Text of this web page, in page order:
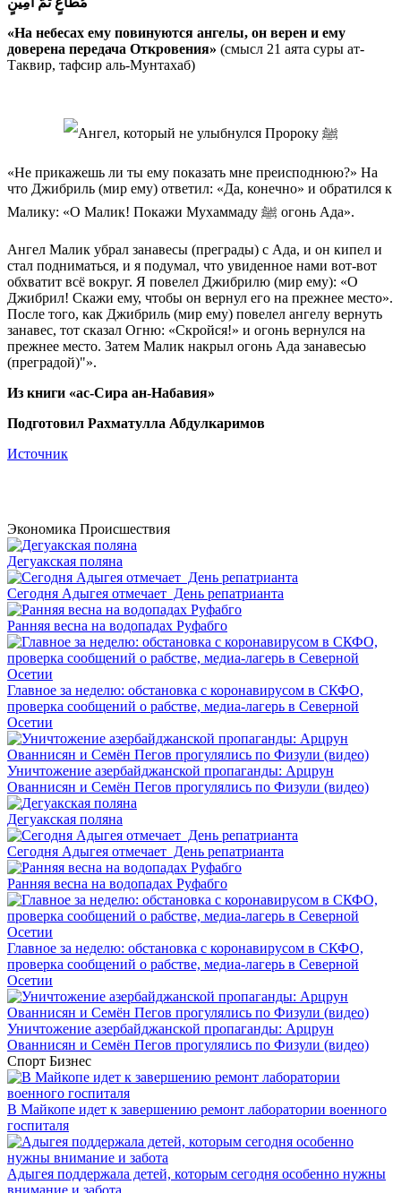
«На небесах ему повинуются ангелы, он верен и ему
доверена передача Откровения» (смысл 21 аята суры ат-
Таквир, тафсир аль-Мунтахаб)
«Не прикажешь ли ты ему показать мне преисподнюю?» На
что Джибриль (мир ему) ответил: «Да, конечно» и обратился к
Малику: «О Малик! Покажи Мухаммаду ﷺ огонь Ада».
Ангел Малик убрал занавесы (преграды) с Ада, и он кипел и
стал подниматься, и я подумал, что увиденное нами вот-вот
обхватит всё вокруг. Я повелел Джибрилю (мир ему): «О
Джибрил! Скажи ему, чтобы он вернул его на прежнее место».
После того, как Джибриль (мир ему) повелел ангелу вернуть
занавес, тот сказал Огню: «Скройся!» и огонь вернулся на
прежнее место. Затем Малик накрыл огонь Ада занавесью
(преградой)"».
Из книги «ас-Сира ан-Набавия»
Подготовил Рахматулла Абдулкаримов
Источник
Экономика Происшествия
Дегуакская поляна
Сегодня Адыгея отмечает День репатрианта
Ранняя весна на водопадах Руфабго
Главное за неделю: обстановка с коронавирусом в СКФО,
проверка сообщений о рабстве, медиа-лагерь в Северной
Осетии
Уничтожение азербайджанской пропаганды: Арцрун
Ованнисян и Семён Пегов прогулялись по Физули (видео)
Дегуакская поляна
Сегодня Адыгея отмечает День репатрианта
Ранняя весна на водопадах Руфабго
Главное за неделю: обстановка с коронавирусом в СКФО,
проверка сообщений о рабстве, медиа-лагерь в Северной
Осетии
Уничтожение азербайджанской пропаганды: Арцрун
Ованнисян и Семён Пегов прогулялись по Физули (видео)
Спорт Бизнес
В Майкопе идет к завершению ремонт лаборатории военного
госпиталя
Адыгея поддержала детей, которым сегодня особенно нужны